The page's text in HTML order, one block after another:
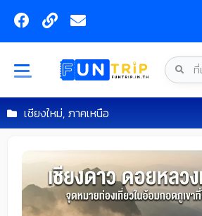
content
F
a
c
e
b
o
o
k
L
i
n
E
v
e
l
o
p
e
เชียงใหม่, ภาคเหนือ